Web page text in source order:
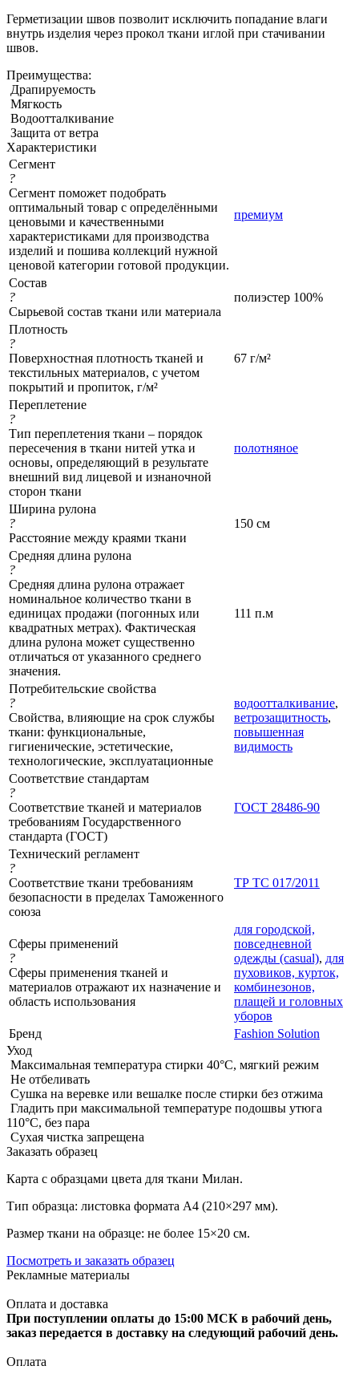
Герметизации швов позволит исключить попадание влаги
внутрь изделия через прокол ткани иглой при стачивании
швов.
Преимущества:
Драпируемость
Мягкость
Водоотталкивание
Защита от ветра
Характеристики
Сегмент
?
Сегмент поможет подобрать
оптимальный товар с определёнными
ценовыми и качественными
характеристиками для производства
изделий и пошива коллекций нужной
ценовой категории готовой продукции.
премиум
Состав
?
Сырьевой состав ткани или материала
полиэстер 100%
Плотность
?
Поверхностная плотность тканей и
текстильных материалов, с учетом
покрытий и пропиток, г/м²
67 г/м²
Переплетение
?
Тип переплетения ткани – порядок
пересечения в ткани нитей утка и
основы, определяющий в результате
внешний вид лицевой и изнаночной
сторон ткани
полотняное
Ширина рулона
?
Расстояние между краями ткани
150 см
Средняя длина рулона
?
Средняя длина рулона отражает
номинальное количество ткани в
единицах продажи (погонных или
квадратных метрах). Фактическая
длина рулона может существенно
отличаться от указанного среднего
значения.
111 п.м
Потребительские свойства
?
Свойства, влияющие на срок службы
ткани: функциональные,
гигиенические, эстетические,
технологические, эксплуатационные
водоотталкивание,
ветрозащитность,
повышенная
видимость
Соответствие стандартам
?
Соответствие тканей и материалов
требованиям Государственного
стандарта (ГОСТ)
ГОСТ 28486-90
Технический регламент
?
Соответствие ткани требованиям
безопасности в пределах Таможенного
союза
ТР ТС 017/2011
Сферы применений
?
Сферы применения тканей и
материалов отражают их назначение и
область использования
для городской,
повседневной
одежды (casual), для
пуховиков, курток,
комбинезонов,
плащей и головных
уборов
Бренд
Fashion Solution
Уход
Максимальная температура стирки 40°C, мягкий режим
Не отбеливать
Сушка на веревке или вешалке после стирки без отжима
Гладить при максимальной температуре подошвы утюга
110°C, без пара
Сухая чистка запрещена
Заказать образец
Карта с образцами цвета для ткани Милан.
Тип образца: листовка формата А4 (210×297 мм).
Размер ткани на образце: не более 15×20 см.
Посмотреть и заказать образец
Рекламные материалы
Оплата и доставка
При поступлении оплаты до 15:00 МСК в рабочий день,
заказ передается в доставку на следующий рабочий день.
Оплата